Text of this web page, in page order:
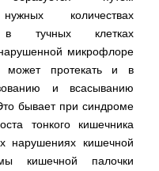
количествах
в тучных клетках
микрофлоре
может протекать и в
и всасыванию
бывает при синдроме
тонкого кишечника
нарушениях кишечной
кишечной палочки